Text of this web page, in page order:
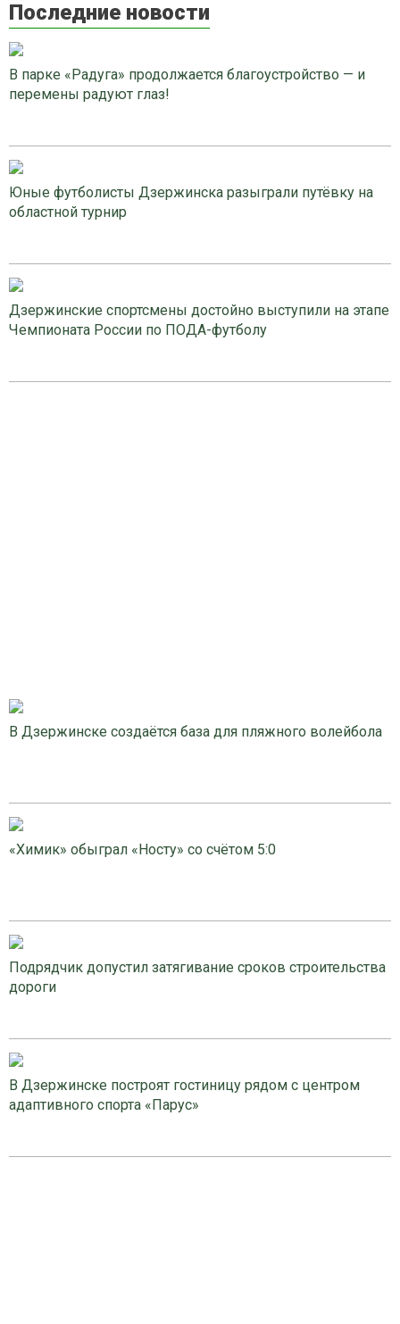
Последние новости
В парке «Радуга» продолжается благоустройство — и
перемены радуют глаз!
Юные футболисты Дзержинска разыграли путёвку на
областной турнир
Дзержинские спортсмены достойно выступили на этапе
Чемпионата России по ПОДА-футболу
В Дзержинске создаётся база для пляжного волейбола
«Химик» обыграл «Носту» со счётом 5:0
Подрядчик допустил затягивание сроков строительства
дороги
В Дзержинске построят гостиницу рядом с центром
адаптивного спорта «Парус»